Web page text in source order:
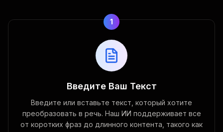
1
Введите Ваш Текст
Введите или вставьте текст, который хотите
преобразовать в речь. Наш ИИ поддерживает все
от коротких фраз до длинного контента, такого как